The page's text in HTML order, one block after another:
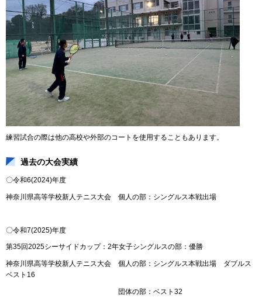
練習試合の際は他の高校や外部のコートを使用することもあります。
過去の大会実績
〇令和6(2024)年度
神奈川県高等学校新人テニス大会 個人の部：シングルス本戦出場
〇令和7(2025)年度
第35回2025シーサイドカップ：2年女子シングルスの部：優勝
神奈川県高等学校新人テニス大会 個人の部：シングルス本戦出場 ダブルス
ベスト16
団体の部：ベスト32